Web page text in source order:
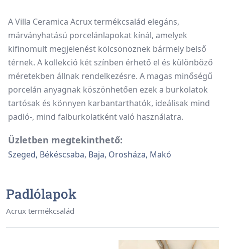
A Villa Ceramica Acrux termékcsalád elegáns,
márványhatású porcelánlapokat kínál, amelyek
kifinomult megjelenést kölcsönöznek bármely belső
térnek. A kollekció két színben érhető el és különböző
méretekben állnak rendelkezésre. A magas minőségű
porcelán anyagnak köszönhetően ezek a burkolatok
tartósak és könnyen karbantarthatók, ideálisak mind
padló-, mind falburkolatként való használatra.
Üzletben megtekinthető:
Szeged, Békéscsaba, Baja, Orosháza, Makó
Padlólapok
Acrux termékcsalád